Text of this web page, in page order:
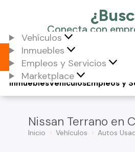
Vehículos
Inmuebles
Empleos y Servicios
Marketplace
Vehículos
Inmuebles Empleos y
Nissan Terrano en
Inicio Vehículos Autos